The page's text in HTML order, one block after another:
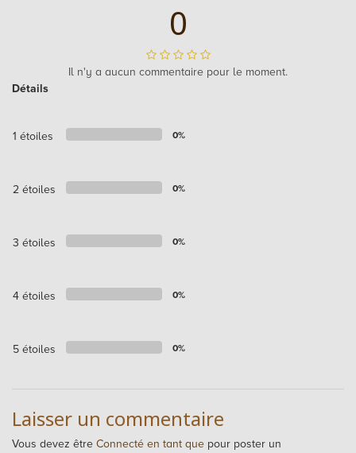
0
Il n'y a aucun commentaire pour le moment.
Détails
1 étoiles 0%
2 étoiles 0%
3 étoiles 0%
4 étoiles 0%
5 étoiles 0%
Laisser un commentaire
Vous devez être Connecté en tant que pour poster un